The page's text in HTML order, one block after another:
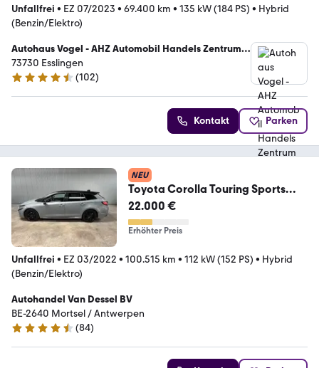
Unfallfrei • EZ 07/2023 • 69.400 km • 135 kW (184 PS) • Hybrid
(Benzin/Elektro)
Autohaus Vogel - AHZ Automobil Handels Zentrum
GmbH
73730 Esslingen
4.4 Sterne
(102)
Kontakt Parken
NEU
Toyota Corolla Touring Sports
Hybrid GR Sport 1st hand
22.000 €
Erhöhter Preis
Unfallfrei • EZ 03/2022 • 100.515 km • 112 kW (152 PS) • Hybrid
(Benzin/Elektro)
Autohandel Van Dessel BV
BE-2640 Mortsel / Antwerpen
4.7 Sterne
(84)